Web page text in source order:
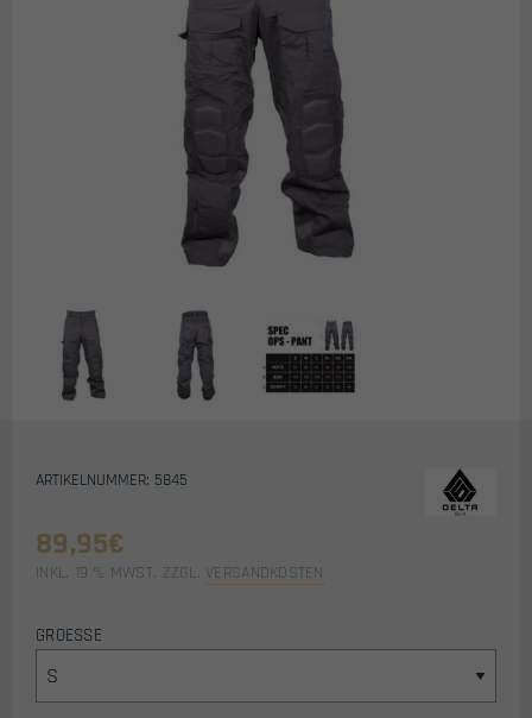
ARTIKELNUMMER: 5845
89,95€
INKL. 19 % MWST. ZZGL. VERSANDKOSTEN
GROESSE